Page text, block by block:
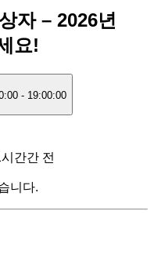
자 – 2026년
요!
- 19:00:00
간간 전
니다.